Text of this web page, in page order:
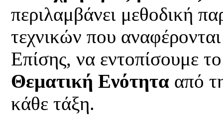
περιλαμβάνει μεθοδική
τεχνικών που
Επίσης, να εντοπίσουμε
Θεματική Ενότητα από
κάθε τάξη.